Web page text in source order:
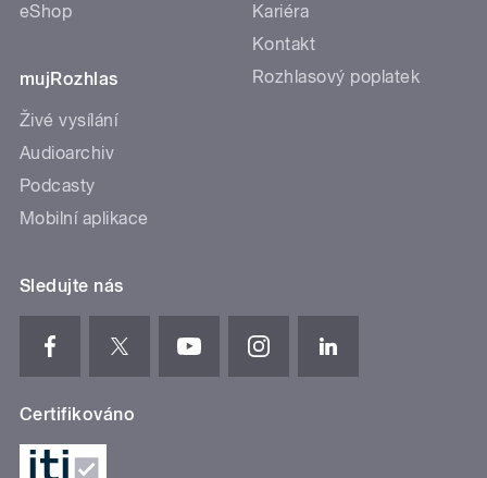
eShop
mujRozhlas
Živé vysílání
Audioarchiv
Podcasty
Mobilní aplikace
Kariéra
Kontakt
Rozhlasový poplatek
Sledujte nás
Certifikováno